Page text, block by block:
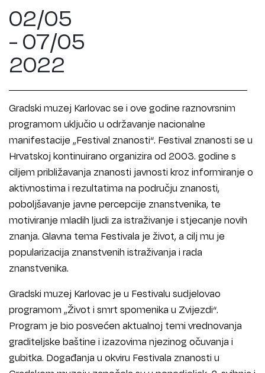
02/05
- 07/05
2022
Gradski muzej Karlovac se i ove godine raznovrsnim
programom uključio u održavanje nacionalne
manifestacije „Festival znanosti“. Festival znanosti se u
Hrvatskoj kontinuirano organizira od 2003. godine s
ciljem približavanja znanosti javnosti kroz informiranje o
aktivnostima i rezultatima na području znanosti,
poboljšavanje javne percepcije znanstvenika, te
motiviranje mladih ljudi za istraživanje i stjecanje novih
znanja. Glavna tema Festivala je život, a cilj mu je
popularizacija znanstvenih istraživanja i rada
znanstvenika.
Gradski muzej Karlovac je u Festivalu sudjelovao
programom „Život i smrt spomenika u Zvijezdi“.
Program je bio posvećen aktualnoj temi vrednovanja
graditeljske baštine i izazovima njezinog očuvanja i
gubitka. Događanja u okviru Festivala znanosti u